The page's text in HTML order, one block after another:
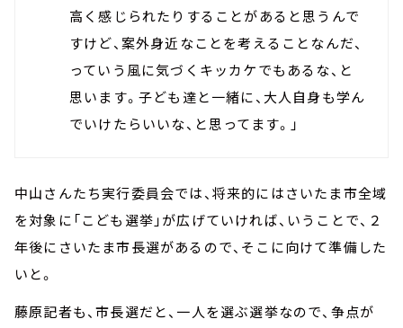
高く感じられたりすることがあると思うんで
すけど、案外身近なことを考えることなんだ、
っていう風に気づくキッカケでもあるな、と
思います。子ども達と一緒に、大人自身も学ん
でいけたらいいな、と思ってます。」
中山さんたち実行委員会では、将来的にはさいたま市全域
を対象に「こども選挙」が広げていければ、いうことで、２
年後にさいたま市長選があるので、そこに向けて準備した
いと。
藤原記者も、市長選だと、一人を選ぶ選挙なので、争点が